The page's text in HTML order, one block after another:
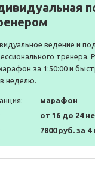
ведение и
тренера.
за 1:50:00 и
неделю.
марафон
от 16 до 24
7800 руб. за 4